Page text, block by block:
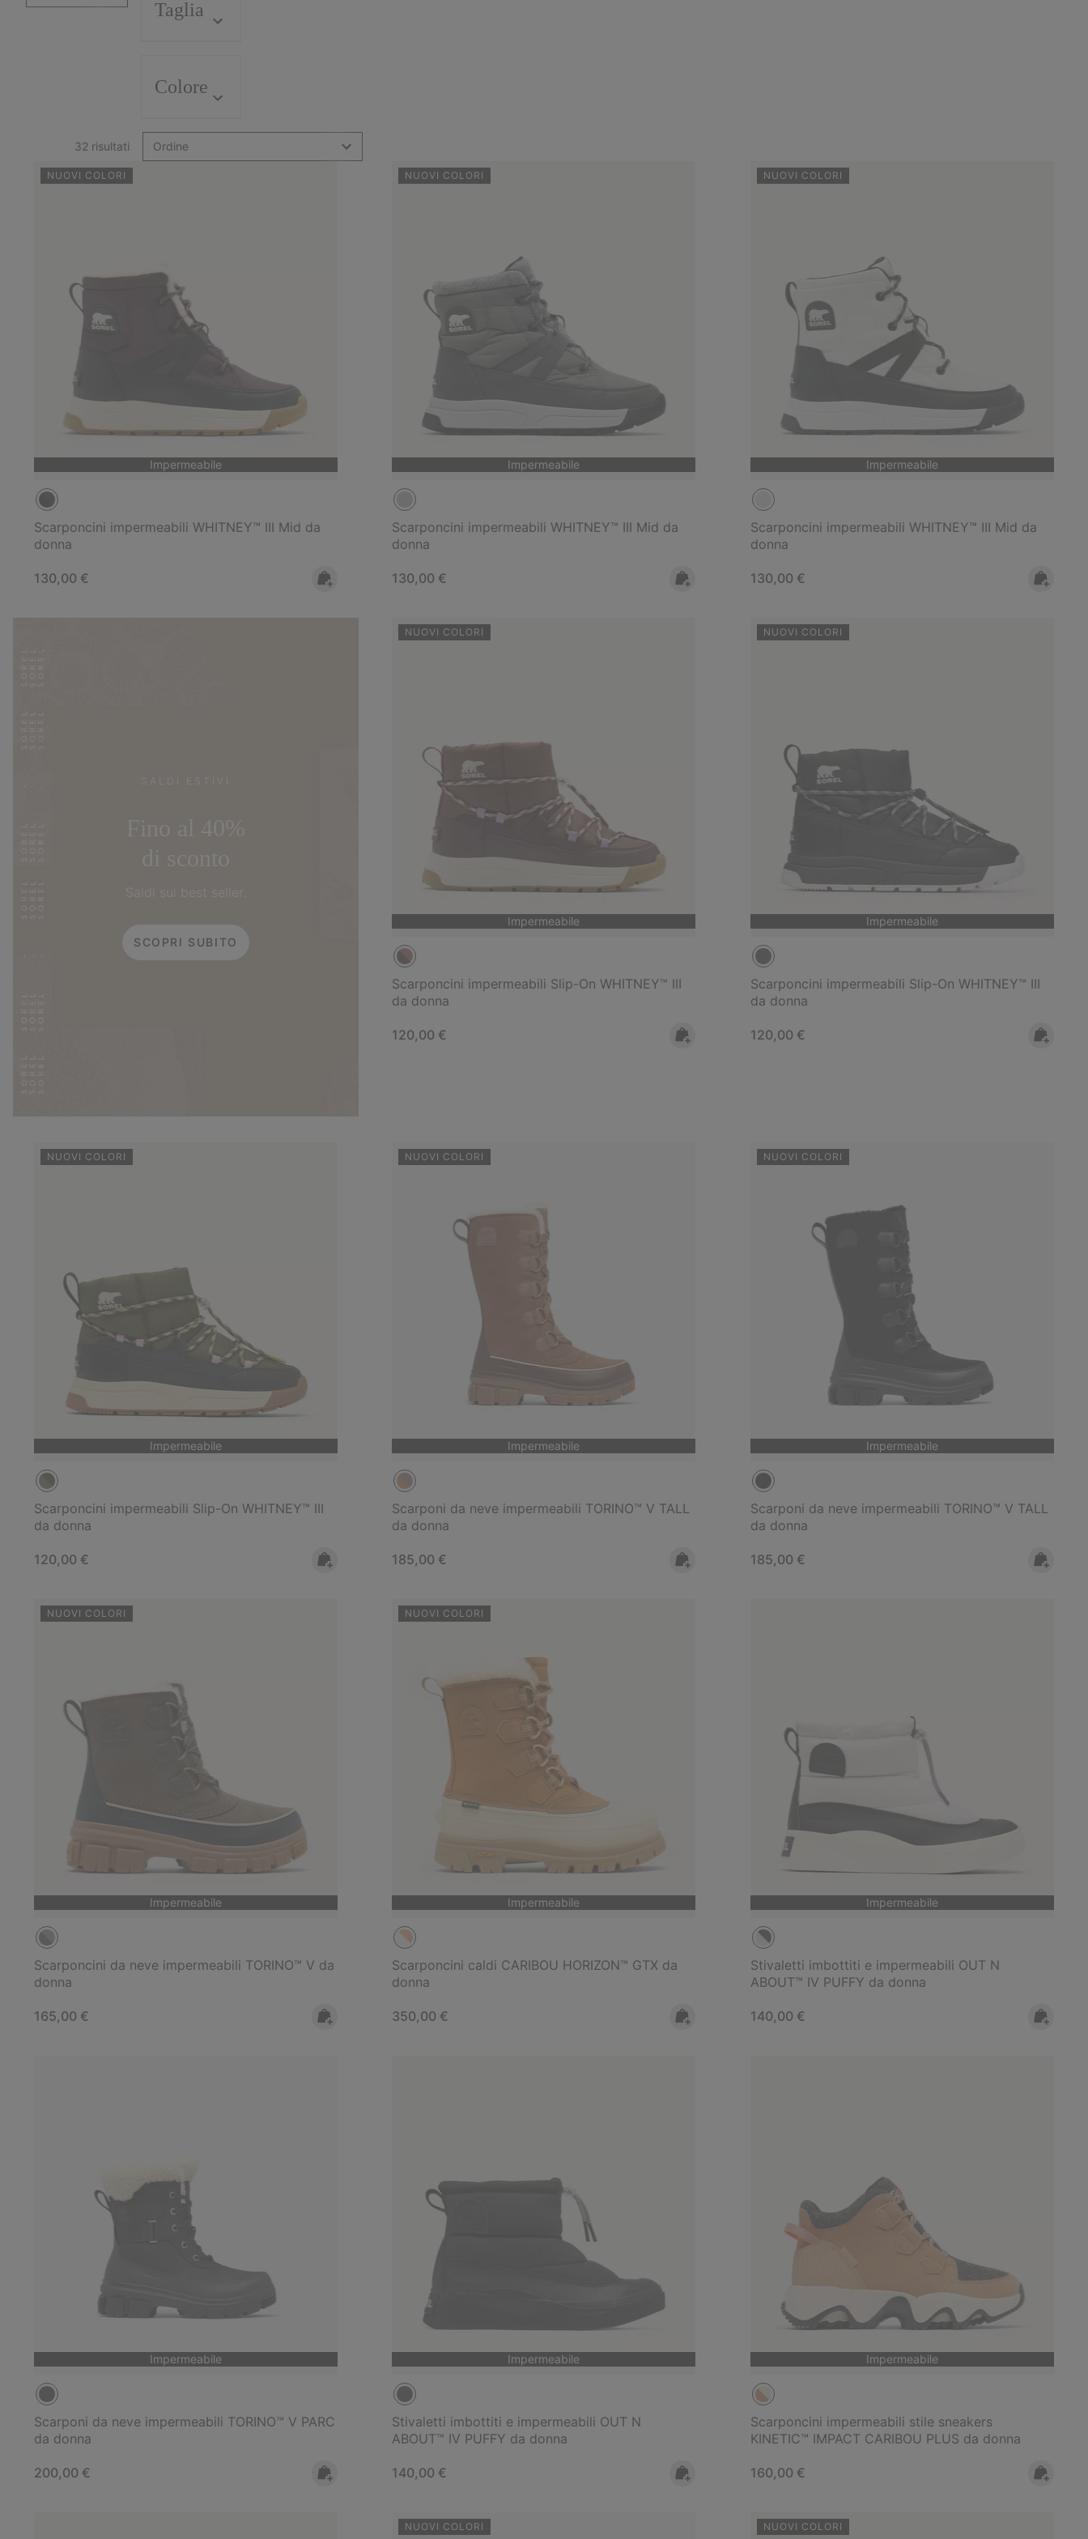
Taglia
Colore
32 risultati Ordine
NUOVI COLORI
Impermeabile
Scarponcini impermeabili WHITNEY™ III Mid da
donna
Regular price:
130,00 €
NUOVI COLORI
Impermeabile
Scarponcini impermeabili WHITNEY™ III Mid da
donna
Regular price:
130,00 €
NUOVI COLORI
Impermeabile
Scarponcini impermeabili WHITNEY™ III Mid da
donna
Regular price:
130,00 €
SCOPRI SUBITO
NUOVI COLORI
Impermeabile
Scarponcini impermeabili Slip-On WHITNEY™ III
da donna
Regular price:
120,00 €
NUOVI COLORI
Impermeabile
Scarponcini impermeabili Slip-On WHITNEY™ III
da donna
Regular price:
120,00 €
NUOVI COLORI
Impermeabile
Scarponcini impermeabili Slip-On WHITNEY™ III
da donna
Regular price:
120,00 €
NUOVI COLORI
Impermeabile
Scarponi da neve impermeabili TORINO™ V TALL
da donna
Regular price:
185,00 €
NUOVI COLORI
Impermeabile
Scarponi da neve impermeabili TORINO™ V TALL
da donna
Regular price:
185,00 €
NUOVI COLORI
Impermeabile
Scarponcini da neve impermeabili TORINO™ V da
donna
Regular price:
165,00 €
NUOVI COLORI
Impermeabile
Scarponcini caldi CARIBOU HORIZON™ GTX da
donna
Regular price:
350,00 €
Impermeabile
Stivaletti imbottiti e impermeabili OUT N
ABOUT™ IV PUFFY da donna
Regular price:
140,00 €
Impermeabile
Scarponi da neve impermeabili TORINO™ V PARC
da donna
Regular price:
200,00 €
Impermeabile
Stivaletti imbottiti e impermeabili OUT N
ABOUT™ IV PUFFY da donna
Regular price:
140,00 €
Impermeabile
Scarponcini impermeabili stile sneakers
KINETIC™ IMPACT CARIBOU PLUS da donna
Regular price:
160,00 €
NUOVI COLORI NUOVI COLORI